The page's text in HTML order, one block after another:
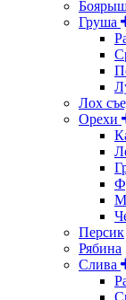
Груша
Лох
Орехи
Персик
Рябина
Слива